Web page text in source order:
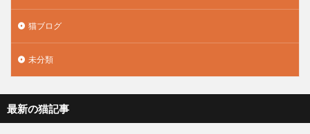
猫ブログ
未分類
最新の猫記事